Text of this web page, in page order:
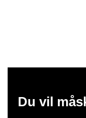
Du vil